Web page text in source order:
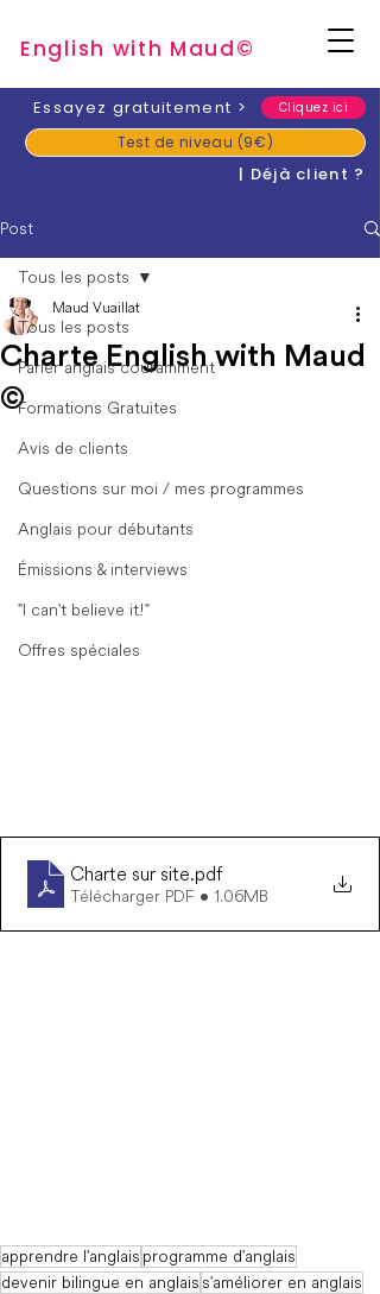
English with Maud©
​Essayez gratuitement > Cliquez ici
Test de niveau (9€)
| Déjà client ?
Post
Tous les posts
Parler anglais couramment
Formations Gratuites
Avis de clients
Questions sur moi / mes programmes
Anglais pour débutants
Émissions & interviews
"I can't believe it!"
Offres spéciales
Tous les posts
Charte English with Maud
©
Maud Vuaillat
Charte sur site.pdf
Télécharger PDF • 1.06MB
apprendre l'anglais programme d'anglais
devenir bilingue en anglais s'améliorer en anglais